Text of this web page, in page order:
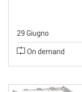
29 Giugno
On demand